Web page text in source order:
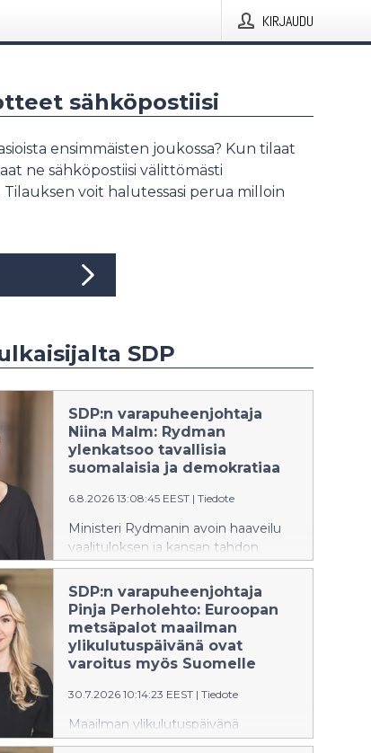
KIRJAUDU
sähköpostiisi
ensimmäisten joukossa? Kun tilaat
ne sähköpostiisi välittömästi
voit halutessasi perua milloin
SDP
SDP:n varapuheenjohtaja
Niina Malm: Rydman
ylenkatsoo tavallisia
suomalaisia ja demokratiaa
6.8.2026 13:08:45 EEST | Tiedote
Ministeri Rydmanin avoin haaveilu
vaalituloksen ja kansan tahdon
sivuuttamisesta heikentää
suomalaista yhteiskuntaa ja
demokratiaa.
SDP:n varapuheenjohtaja
Pinja Perholehto: Euroopan
metsäpalot maailman
ylikulutuspäivänä ovat
varoitus myös Suomelle
30.7.2026 10:14:23 EEST | Tiedote
Maailman ylikulutuspäivänä
Eurooppaa koettelevat jälleen laajat